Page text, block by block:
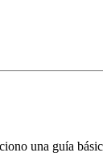
una guía